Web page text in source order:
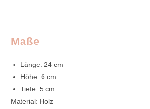
Maße
Länge: 24 cm
Höhe: 6 cm
Tiefe: 5 cm
Material: Holz